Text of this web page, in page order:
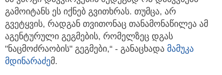
გამოიტანს ეს იქნებ გვითხრას. თუმცა, არ
გვეტყვის, რადგან თვითონაც თანამონაწილეა ამ
აგენტურული გეგმების, რომელზეც დგას
"ნაცმოძრაობის" გეგმები,“ - განაცხადა მამუკა
მდინარაძემ.